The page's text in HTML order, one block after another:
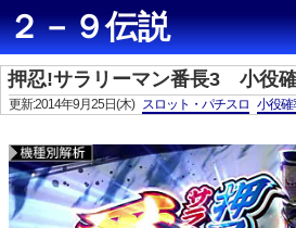
２－９伝説
押忍!サラリーマン番長3 小役
更新:2014年9月25日(木) スロット・パチスロ 小役確